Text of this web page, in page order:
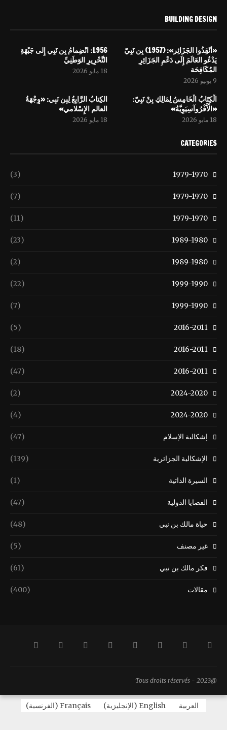
BUILDING DESIGN
«أَنْقِذُوا الجَزَائِر»: (1957) بِن نَبِيّ
يَدْعُو العَالَمَ إِلَى دَعْمِ الجَزَائِرِ
المُكَافِحَة
9 يونيو 2026
1956: انْضِمامُ بِن نَبِي إِلى جَبْهَةِ
التَّحْرِيرِ الوَطَنِيِّ
18 مايو 2026
الْكِتَابُ الْخَامِسُ لِمَالِكِ بِنْ نَبِيّ:
«الْأَفْرُوآسِيَوِيَّةُ»
18 مايو 2026
الكِتابُ الرَّابِعُ لِبِن نَبِي: «وِجْهَةُ
العالم الإِسْلامي»
18 مايو 2026
CATEGORIES
1979-1970
(3)
1979-1970
(7)
1979-1970
(11)
1989-1980
(23)
1989-1980
(2)
1999-1990
(22)
1999-1990
(7)
2016-2011
(5)
2016-2011
(18)
2016-2011
(47)
2024-2020
(2)
2024-2020
(4)
إشكالية الإسلام (47)
الإشكالية الجزائرية (139)
السيرة الذاتية (1)
القضايا الدولية (47)
حياة مالك بن نبي (48)
غير مصنف (5)
فكر مالك بن نبي (61)
مقالات (400)
@2023 - Tous droits réservés
العربية English
(الإنجليزية)
Français
(الفرنسية)